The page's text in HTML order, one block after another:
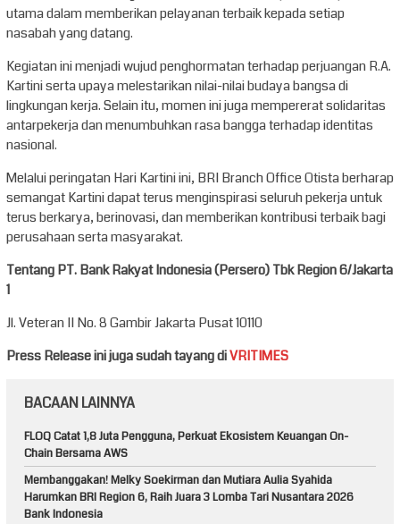
utama dalam memberikan pelayanan terbaik kepada setiap
nasabah yang datang.
Kegiatan ini menjadi wujud penghormatan terhadap perjuangan R.A.
Kartini serta upaya melestarikan nilai-nilai budaya bangsa di
lingkungan kerja. Selain itu, momen ini juga mempererat solidaritas
antarpekerja dan menumbuhkan rasa bangga terhadap identitas
nasional.
Melalui peringatan Hari Kartini ini, BRI Branch Office Otista berharap
semangat Kartini dapat terus menginspirasi seluruh pekerja untuk
terus berkarya, berinovasi, dan memberikan kontribusi terbaik bagi
perusahaan serta masyarakat.
Tentang PT. Bank Rakyat Indonesia (Persero) Tbk Region 6/Jakarta
1
Jl. Veteran II No. 8 Gambir Jakarta Pusat 10110
Press Release ini juga sudah tayang diVRITIMES
BACAAN LAINNYA
FLOQ Catat 1,8 Juta Pengguna, Perkuat Ekosistem Keuangan On-
Chain Bersama AWS
Membanggakan! Melky Soekirman dan Mutiara Aulia Syahida
Harumkan BRI Region 6, Raih Juara 3 Lomba Tari Nusantara 2026
Bank Indonesia